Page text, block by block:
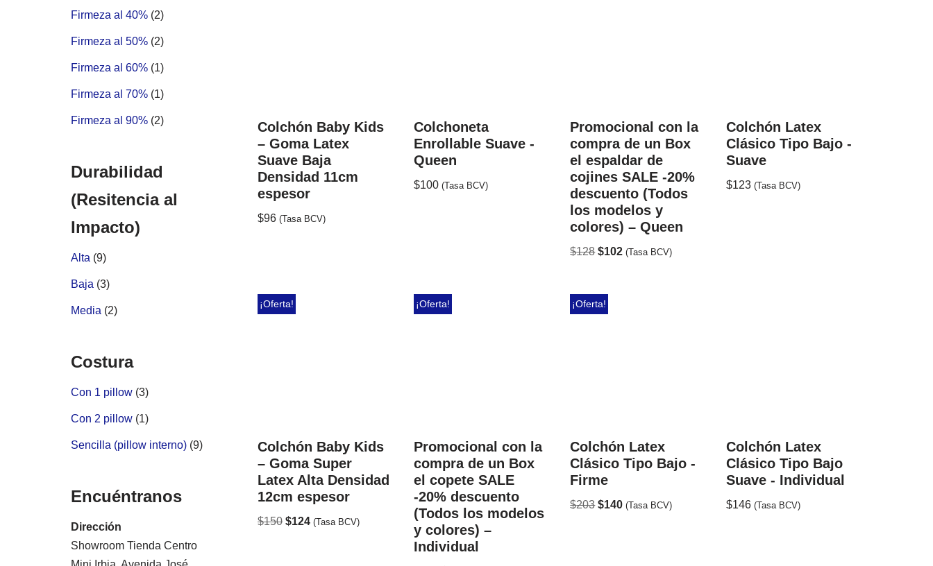
Firmeza al 40% (2)
Firmeza al 50% (2)
Firmeza al 60% (1)
Firmeza al 70% (1)
Firmeza al 90% (2)
Durabilidad
(Resitencia al
Impacto)
Alta (9)
Baja (3)
Media (2)
Costura
Con 1 pillow (3)
Con 2 pillow (1)
Sencilla (pillow interno) (9)
Encuéntranos
Dirección
Showroom Tienda Centro
Colchón Baby Kids
– Goma Latex
Suave Baja
Densidad 11cm
espesor
$96 (Tasa BCV)
Colchoneta
Enrollable Suave -
Queen
$100 (Tasa BCV)
Promocional con la
compra de un Box
el espaldar de
cojines SALE -20%
descuento (Todos
los modelos y
colores) – Queen
$128 $102 (Tasa BCV)
Colchón Latex
Clásico Tipo Bajo -
Suave
$123 (Tasa BCV)
¡Oferta!
Colchón Baby Kids
– Goma Super
Latex Alta Densidad
12cm espesor
$150 $124 (Tasa BCV)
¡Oferta!
Promocional con la
compra de un Box
el copete SALE
-20% descuento
(Todos los modelos
y colores) –
Individual
¡Oferta!
Colchón Latex
Clásico Tipo Bajo -
Firme
$203 $140 (Tasa BCV)
Colchón Latex
Clásico Tipo Bajo
Suave - Individual
$146 (Tasa BCV)